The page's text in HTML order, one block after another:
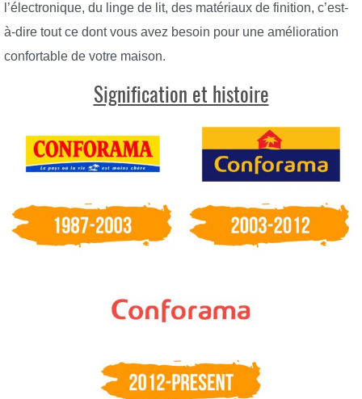
l’électronique, du linge de lit, des matériaux de finition, c’est-
à-dire tout ce dont vous avez besoin pour une amélioration
confortable de votre maison.
Signification et histoire